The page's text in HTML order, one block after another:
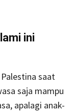
ini
saat
saja mampu
apalagi anak-